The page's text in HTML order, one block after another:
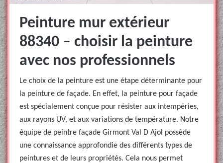
Peinture mur extérieur
88340 – choisir la peinture
avec nos professionnels
Le choix de la peinture est une étape déterminante pour
la peinture de façade. En effet, la peinture pour façade
est spécialement conçue pour résister aux intempéries,
aux rayons UV, et aux variations de température. Notre
équipe de peintre façade Girmont Val D Ajol possède
une connaissance approfondie des différents types de
peintures et de leurs propriétés. Cela nous permet